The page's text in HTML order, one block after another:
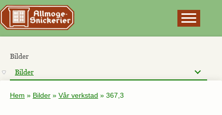
Bilder
Bilder
Hem » Bilder » Vår verkstad » 367,3